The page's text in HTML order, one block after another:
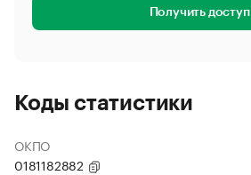
Получить доступ
Коды статистики
ОКПО
0181182882